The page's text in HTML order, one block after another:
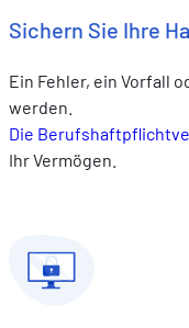
Sichern Sie Ihre
Ein Fehler, ein Vorfall
werden.
Die
Ihr Vermögen.